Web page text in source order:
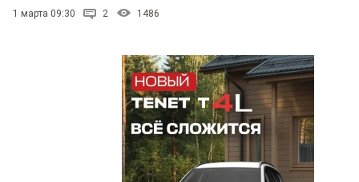
1 марта 09:30 2 1486